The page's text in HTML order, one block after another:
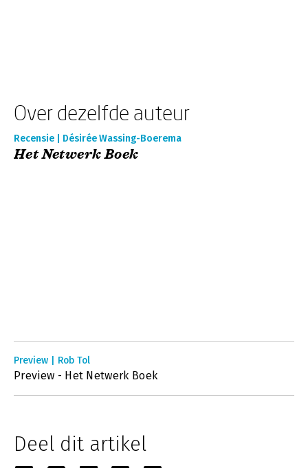
Over dezelfde auteur
Recensie | Désirée Wassing-Boerema
Het Netwerk Boek
Preview | Rob Tol
Preview - Het Netwerk Boek
Deel dit artikel